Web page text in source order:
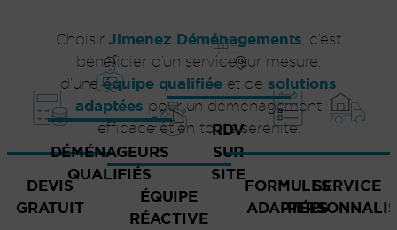
ChoisirJimenez Déménagements , c’est
bénéficier d’un service sur mesure,
d’uneéquipe qualifiéeet de solutions
adaptées pour un déménagement
efficace et en toute sérénité.
DEVIS
GRATUIT
DÉMÉNAGEURS
QUALIFIÉS
ÉQUIPE
RÉACTIVE
RDV
SUR
SITE
FORMULES
ADAPTÉES
SERVICE